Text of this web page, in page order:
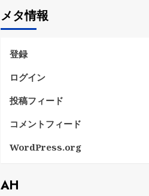
リ
ー
メタ情報
登録
ログイン
投稿フィード
コメントフィード
WordPress.org
AH